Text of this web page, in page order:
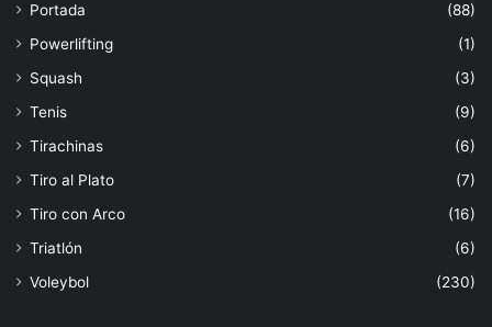
Portada
(88)
Powerlifting
(1)
Squash
(3)
Tenis
(9)
Tirachinas
(6)
Tiro al Plato
(7)
Tiro con Arco
(16)
Triatlón
(6)
Voleybol
(230)